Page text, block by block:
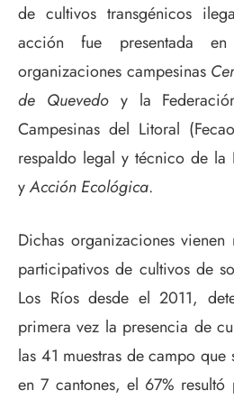
de cultivos transgénicos
acción fue presentada
organizaciones campesinas
de Quevedoy la
Campesinas del Litoral
respaldo legal y técnico de la
yAcción Ecológica.
Dichas organizaciones
participativos de cultivos de
Los Ríos desde el 2011,
primera vez la presencia de
las 41 muestras de campo que
en 7 cantones, el 67%